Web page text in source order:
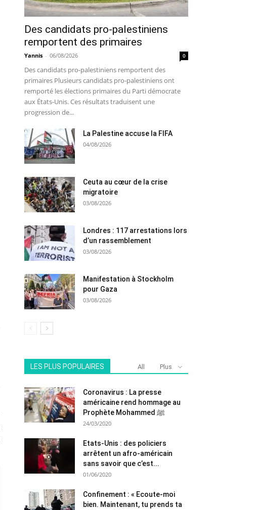
Des candidats pro-palestiniens
remportent des primaires
Yannis - 06/08/2026 0
Des candidats pro-palestiniens remportent des
primaires Plusieurs candidats pro-palestiniens ont
remporté les élections primaires du Parti démocrate
aux États-Unis. Ces résultats traduisent une
progression de...
La Palestine accuse la FIFA
04/08/2026
Ceuta au cœur de la crise
migratoire
03/08/2026
Londres : 117 arrestations lors
d’un rassemblement
03/08/2026
Manifestation à Stockholm
pour Gaza
03/08/2026
LES PLUS POPULAIRES All Plus
Coronavirus : La presse
américaine rend hommage au
Prophète Mohammed ﷺ
24/03/2020
Etats-Unis : des policiers
arrêtent un afro-américain
sans savoir que c’est...
01/06/2020
Confinement : « Ecoute-moi
bien. Maintenant, tu prends ta